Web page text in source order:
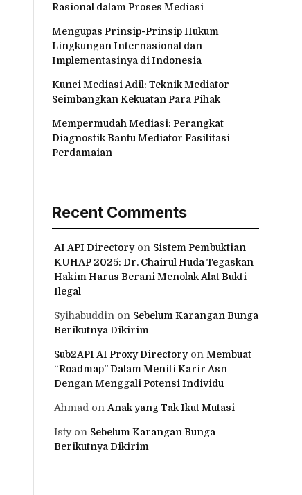
Rasional dalam Proses Mediasi
Mengupas Prinsip-Prinsip Hukum
Lingkungan Internasional dan
Implementasinya di Indonesia
Kunci Mediasi Adil: Teknik Mediator
Seimbangkan Kekuatan Para Pihak
Mempermudah Mediasi: Perangkat
Diagnostik Bantu Mediator Fasilitasi
Perdamaian
Recent Comments
AI API Directoryon Sistem Pembuktian
KUHAP 2025: Dr. Chairul Huda Tegaskan
Hakim Harus Berani Menolak Alat Bukti
Ilegal
Syihabuddin on Sebelum Karangan Bunga
Berikutnya Dikirim
Sub2API AI Proxy Directoryon Membuat
“Roadmap” Dalam Meniti Karir Asn
Dengan Menggali Potensi Individu
Ahmad on Anak yang Tak Ikut Mutasi
Istyon Sebelum Karangan Bunga
Berikutnya Dikirim